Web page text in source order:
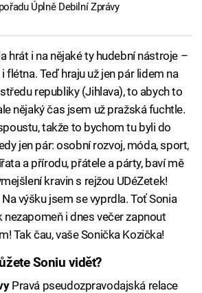
Úplně Debilní Zprávy
hrát i na nějaké ty hudební nástroje –
flétna. Teď hraju už jen pár lidem na
republiky (Jihlava), to abych to
nějaký čas jsem už pražská fuchtle.
takže to bychom tu byli do
jen pár: osobní rozvoj, móda, sport,
a přírodu, přátele a párty, baví mě
kravin s rejžou UDéZetek!
výšku jsem se vyprdla. Toť Sonia
nezapomeň i dnes večer zapnout
Tak čau, vaše Sonička Kozička!
Soniu vidět?
Pravá pseudozpravodajská relace